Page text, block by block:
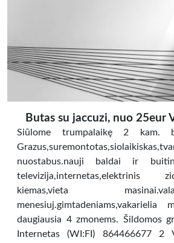
Butas su jaccuzi, nuo 25eur
Siūlome trumpalaikę 2 kam.
nuostabus.nauji baldai ir
televizija,internetas,elektrinis
kiemas,vieta
menesiuj.gimtadeniams,vakarielia
daugiausia 4 zmonems. Šildomos
Internetas (WI:FI) 864466677 2